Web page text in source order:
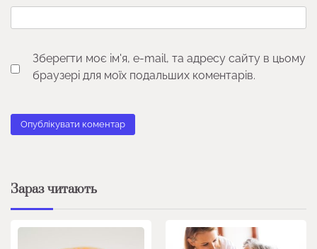
Зберегти моє ім'я, e-mail, та адресу сайту в цьому
браузері для моїх подальших коментарів.
Зараз читають